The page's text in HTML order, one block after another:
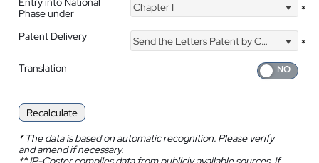
Phase under
Chapter I *
Patent Delivery Send the Letters Patent by Courier
*
Translation
Recalculate
*The data is based on automatic recognition. Please verify
and amend if necessary.